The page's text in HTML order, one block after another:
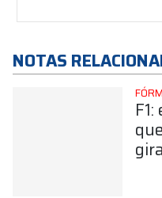
NOTAS